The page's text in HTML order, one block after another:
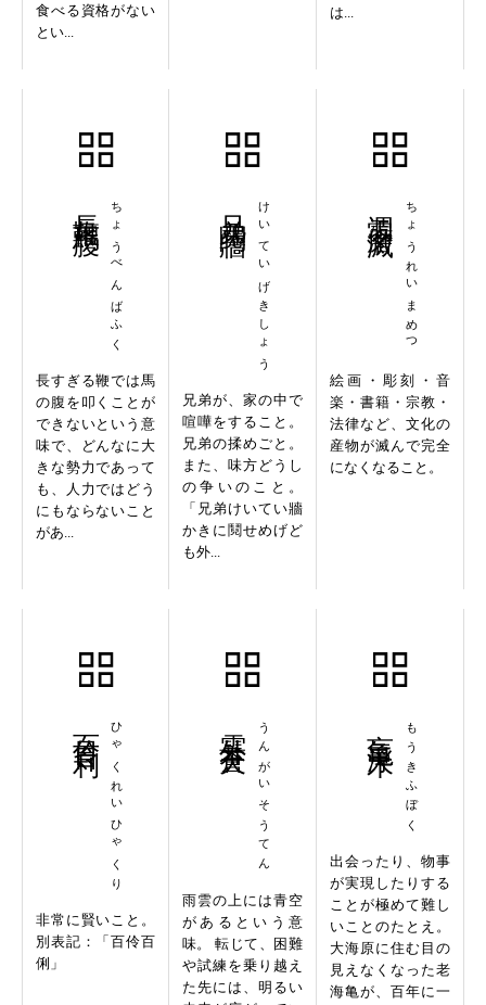
食べる資格がない
とい...
は...
ちょうべんばふく
長すぎる鞭では馬
の腹を叩くことが
できないという意
味で、どんなに大
きな勢力であって
も、人力ではどう
にもならないこと
があ...
けいていげきしょう
兄弟が、家の中で
喧嘩をすること。
兄弟の揉めごと。
また、味方どうし
の争いのこと。
「兄弟けいてい牆
かきに鬩せめげど
も外...
ちょうれいまめつ
絵画・彫刻・音
楽・書籍・宗教・
法律など、文化の
産物が滅んで完全
になくなること。
ひゃくれいひゃくり
非常に賢いこと。
別表記：「百伶百
俐」
うんがいそうてん
雨雲の上には青空
があるという意
味。 転じて、困難
や試練を乗り越え
た先には、明るい
もうきふぼく
出会ったり、物事
が実現したりする
ことが極めて難し
いことのたとえ。
大海原に住む目の
見えなくなった老
海亀が、百年に一